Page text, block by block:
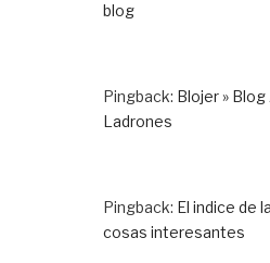
blog
Pingback: Blojer » Blog
Ladrones
Pingback: El indice de
cosas interesantes